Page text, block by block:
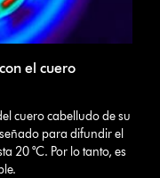
el cuero
cuero cabelludo de su
para difundir el
20 °C. Por lo tanto, es